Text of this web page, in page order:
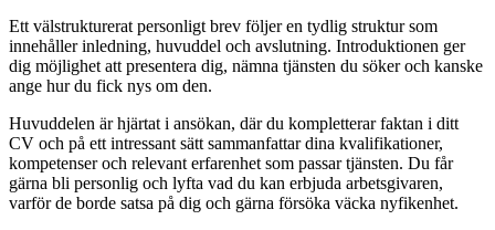
Ett välstrukturerat personligt brev följer en tydlig struktur som
innehåller inledning, huvuddel och avslutning. Introduktionen ger
dig möjlighet att presentera dig, nämna tjänsten du söker och kanske
ange hur du fick nys om den.
Huvuddelen är hjärtat i ansökan, där du kompletterar faktan i ditt
CV och på ett intressant sätt sammanfattar dina kvalifikationer,
kompetenser och relevant erfarenhet som passar tjänsten. Du får
gärna bli personlig och lyfta vad du kan erbjuda arbetsgivaren,
varför de borde satsa på dig och gärna försöka väcka nyfikenhet.